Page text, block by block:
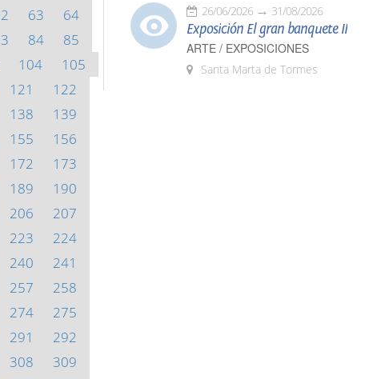
63
64
84
85
104
105
121
122
138
139
155
156
172
173
189
190
206
207
223
224
240
241
257
258
274
275
291
292
308
309
26/06/2026 31/08/2026
Exposición El gran banquete II
ARTE / EXPOSICIONES
Santa Marta de Tormes